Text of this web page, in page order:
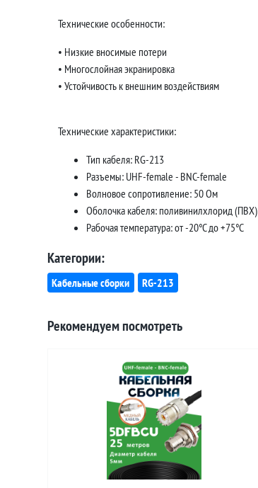
Технические особенности:
• Низкие вносимые потери
• Многослойная экранировка
• Устойчивость к внешним воздействиям
Технические характеристики:
Тип кабеля: RG-213
Разъемы: UHF-female - BNC-female
Волновое сопротивление: 50 Ом
Оболочка кабеля: поливинилхлорид (ПВХ)
Рабочая температура: от -20°C до +75°C
Категории:
Кабельные сборки RG-213
Рекомендуем посмотреть